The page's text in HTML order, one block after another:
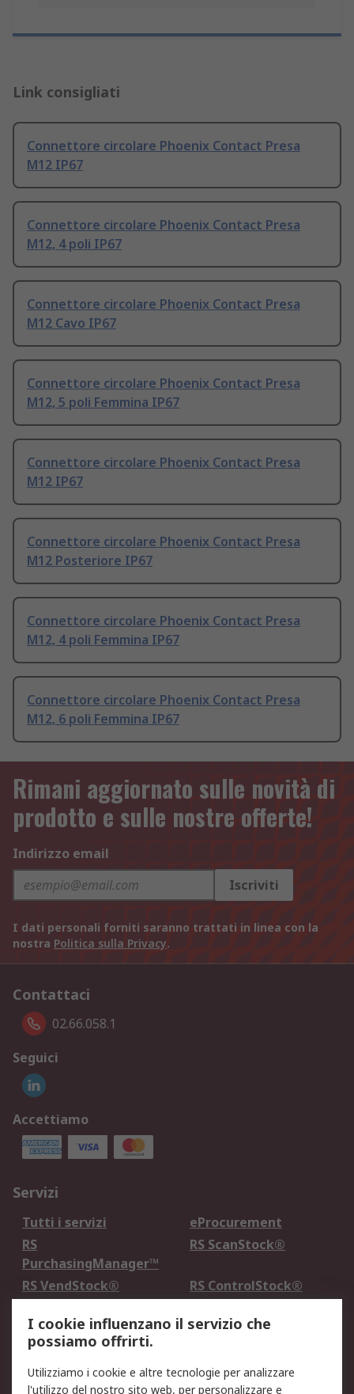
Link consigliati
Connettore circolare Phoenix Contact Presa
M12 IP67
Connettore circolare Phoenix Contact Presa
M12, 4 poli IP67
Connettore circolare Phoenix Contact Presa
M12 Cavo IP67
Connettore circolare Phoenix Contact Presa
M12, 5 poli Femmina IP67
Connettore circolare Phoenix Contact Presa
M12 IP67
Connettore circolare Phoenix Contact Presa
M12 Posteriore IP67
Connettore circolare Phoenix Contact Presa
M12, 4 poli Femmina IP67
Connettore circolare Phoenix Contact Presa
M12, 6 poli Femmina IP67
Rimani aggiornato sulle novità di
prodotto e sulle nostre offerte!
Indirizzo email
Iscriviti
I dati personali forniti saranno trattati in linea con la
nostra Politica sulla Privacy.
Contattaci
02.66.058.1
Seguici
Accettiamo
Servizi
Tutti i servizi
eProcurement
RS
PurchasingManager™
RS ScanStock®
RS VendStock®
RS ControlStock®
Legale
Informativa Cookie
Informativa Privacy -
I cookie influenzano il servizio che
possiamo offrirti.
Utilizziamo i cookie e altre tecnologie per analizzare
l'utilizzo del nostro sito web, per personalizzare e